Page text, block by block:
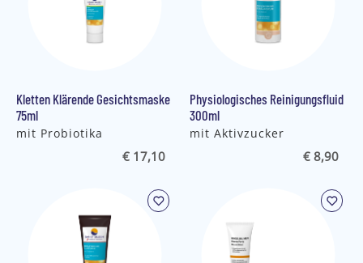
Kletten Klärende Gesichtsmaske
75ml
mit Probiotika
€ 17,10
Physiologisches Reinigungsfluid
300ml
mit Aktivzucker
€ 8,90